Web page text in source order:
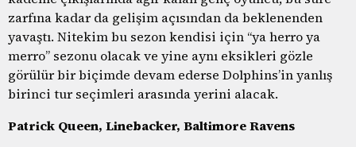
zarfına kadar da gelişim açısından da beklenenden
yavaştı. Nitekim bu sezon kendisi için “ya herro ya
merro” sezonu olacak ve yine aynı eksikleri gözle
görülür bir biçimde devam ederse Dolphins’in yanlış
birinci tur seçimleri arasında yerini alacak.
Patrick Queen, Linebacker, Baltimore Ravens